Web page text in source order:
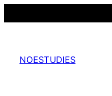
contenido
NOESTUDIES